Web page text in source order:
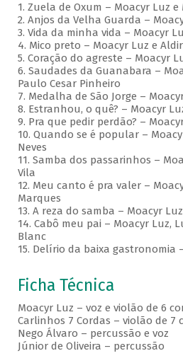
1. Zuela de Oxum – Moacyr Luz
2. Anjos da Velha Guarda –
3. Vida da minha vida – Moacyr
4. Mico preto – Moacyr Luz e
5. Coração do agreste – Moacyr
6. Saudades da Guanabara –
Paulo Cesar Pinheiro
7. Medalha de São Jorge –
8. Estranhou, o quê? – Moacyr
9. Pra que pedir perdão? –
10. Quando se é popular –
Neves
11. Samba dos passarinhos –
Vila
12. Meu canto é pra valer –
Marques
13. A reza do samba – Moacyr
14. Cabô meu pai – Moacyr Luz,
Blanc
15. Delírio da baixa gastronomia
Ficha Técnica
Moacyr Luz – voz e violão de 6
Carlinhos 7 Cordas – violão de 7
Nego Álvaro – percussão e voz
Júnior de Oliveira – percussão